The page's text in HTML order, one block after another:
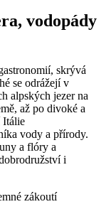
vodopády
skrývá
se odrážejí v
alpských jezer na
až po divoké a
Itálie
vody a přírody.
a flóry a
i